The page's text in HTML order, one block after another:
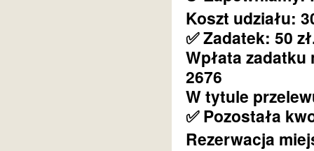
Koszt udziału:
✅ Zadatek: 50
Wpłata zadatku
2676
W tytule
✅ Pozostała
Rezerwacja